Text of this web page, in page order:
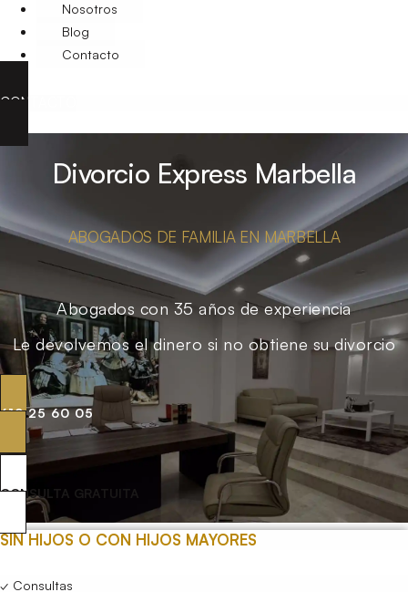
Nosotros
Blog
Contacto
CONTACTO
Divorcio Express Marbella
ABOGADOS DE FAMILIA EN MARBELLA
Abogados con 35 años de experiencia
Le devolvemos el dinero si no obtiene su divorcio
619 25 60 05
CONSULTA GRATUITA
SIN HIJOS O CON HIJOS MAYORES
✓ Consultas